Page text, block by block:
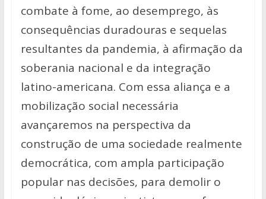
combate à fome, ao desemprego, às
consequências duradouras e sequelas
resultantes da pandemia, à afirmação da
soberania nacional e da integração
latino-americana. Com essa aliança e a
mobilização social necessária
avançaremos na perspectiva da
construção de uma sociedade realmente
democrática, com ampla participação
popular nas decisões, para demolir o